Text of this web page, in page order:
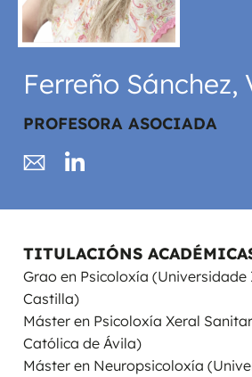
Ferreño Sánchez,
PROFESORA ASOCIADA
TITULACIÓNS
Grao en Psicoloxía
Castilla)
Máster en Psicoloxía Xeral
Católica de Ávila)
Máster en Neuropsicoloxía